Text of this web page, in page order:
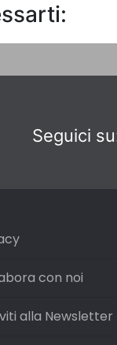
Seguici
con noi
alla Newsletter